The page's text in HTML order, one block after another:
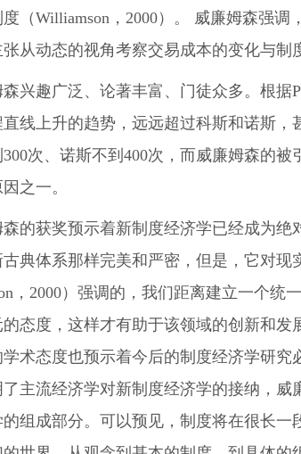
（Williamson，2000）。 威廉姆森强
从动态的视角考察交易成本的变化与制
兴趣广泛、论著丰富、门徒众多。根据
线上升的趋势，远远超过科斯和诺斯
次、诺斯不到400次，而威廉姆森的
之一。
森的获奖预示着新制度经济学已经成为
典体系那样完美和严密，但是，它对
，2000）强调的，我们距离建立一个
态度，这样才有助于该领域的创新和
术态度也预示着今后的制度经济学研
主流经济学对新制度经济学的接纳，
组成部分。可以预见，制度将在很长